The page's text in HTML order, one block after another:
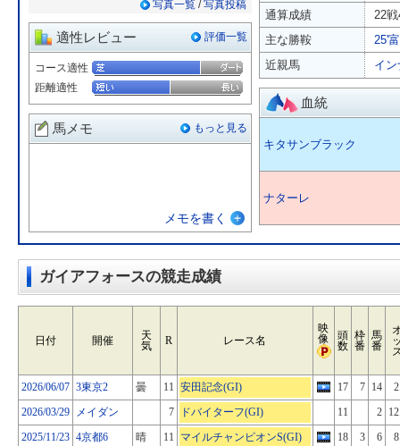
写真一覧 /写真投稿
適性レビュー 評価一覧
コース適性
距離適性
馬メモ もっと見る
メモを書く
通算成績
22
主な勝鞍
25'
近親馬
イ
血統
キタサンブラック
ナターレ
ガイアフォースの競走成績
日付 開催
天
気
R レース名
映
像
頭
数
枠
番
馬
番
2026/06/07 3東京2 曇 11 安田記念(GI) 17 7 14
2026/03/29
メイダン 7 ドバイターフ(GI) 11 2
2025/11/23 4京都6 晴 11 マイルチャンピオンS(GI) 18 3 6